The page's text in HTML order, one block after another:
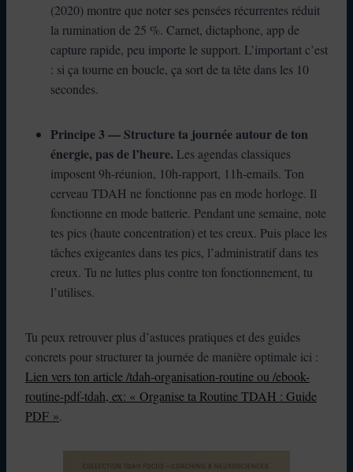
(2020) montre que noter ses pensées récurrentes réduit
la rumination de 25 %. Carnet, dictaphone, app de
capture rapide, peu importe le support. L’important c’est
: si ça tourne en boucle, ça sort de ta tête dans les 10
secondes.
Principe 3 — Structure ta journée autour de ton
énergie, pas de l’heure. Les agendas classiques
imposent 9h-réunion, 10h-rapport, 11h-emails. Ton
cerveau TDAH ne fonctionne pas en mode horloge. Il
fonctionne en mode batterie. Pendant une semaine, note
tes pics (haute concentration) et tes creux. Puis place les
tâches exigeantes dans tes pics, l’administratif dans tes
creux. Tu ne luttes plus contre ton fonctionnement, tu
l’utilises.
Tu peux retrouver plus d’astuces pratiques et des guides
concrets pour structurer ta journée de manière optimale ici :
Lien vers ton article /tdah-organisation-routine ou /ebook-
routine-pdf-tdah, ex: « Organise ta Routine TDAH : Guide
PDF ».